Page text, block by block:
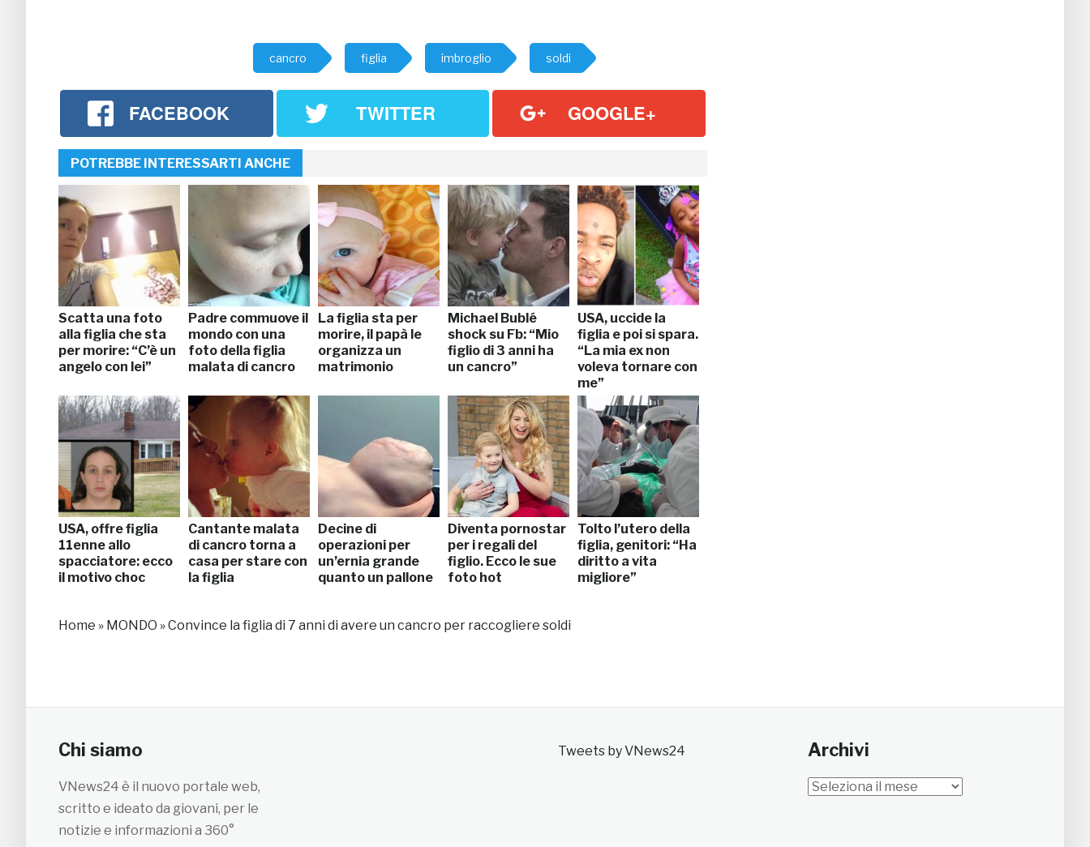
cancro figlia imbroglio soldi
FACEBOOK TWITTER GOOGLE+
POTREBBE INTERESSARTI ANCHE
Scatta una foto
alla figlia che sta
per morire: “C’è un
angelo con lei”
Padre commuove il
mondo con una
foto della figlia
malata di cancro
La figlia sta per
morire, il papà le
organizza un
matrimonio
Michael Bublé
shock su Fb: “Mio
figlio di 3 anni ha
un cancro”
USA, uccide la
figlia e poi si spara.
“La mia ex non
voleva tornare con
me”
USA, offre figlia
11enne allo
spacciatore: ecco
il motivo choc
Cantante malata
di cancro torna a
casa per stare con
la figlia
Decine di
operazioni per
un’ernia grande
quanto un pallone
Diventa pornostar
per i regali del
figlio. Ecco le sue
foto hot
Tolto l’utero della
figlia, genitori: “Ha
diritto a vita
migliore”
Home » MONDO »Convince la figlia di 7 anni di avere un cancro per raccogliere soldi
Chi siamo
VNews24 è il nuovo portale web,
scritto e ideato da giovani, per le
notizie e informazioni a 360°
Tweets by VNews24 Archivi
Archivi